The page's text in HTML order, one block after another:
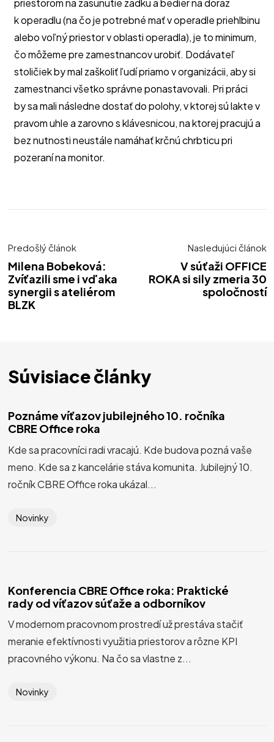
priestorom na zasunutie zadku a bedier na doraz
k operadlu (na čo je potrebné mať v operadle priehlbinu
alebo voľný priestor v oblasti operadla), je to minimum,
čo môžeme pre zamestnancov urobiť. Dodávateľ
stoličiek by mal zaškoliť ľudí priamo v organizácii, aby si
zamestnanci všetko správne ponastavovali. Pri práci
by sa mali následne dostať do polohy, v ktorej sú lakte v
pravom uhle a zarovno s klávesnicou, na ktorej pracujú a
bez nutnosti neustále namáhať krčnú chrbticu pri
pozeraní na monitor.
Predošlý článok
Milena Bobeková:
Zvíťazili sme i vďaka
synergii s ateliérom
BLZK
Nasledujúci článok
V súťaži OFFICE
ROKA si sily zmeria 30
spoločností
Súvisiace články
Poznáme víťazov jubilejného 10. ročníka
CBRE Office roka
Kde sa pracovníci radi vracajú. Kde budova pozná vaše
meno. Kde sa z kancelárie stáva komunita. Jubilejný 10.
ročník CBRE Office roka ukázal...
Novinky
Konferencia CBRE Office roka: Praktické
rady od víťazov súťaže a odborníkov
V modernom pracovnom prostredí už prestáva stačiť
meranie efektívnosti využitia priestorov a rôzne KPI
pracovného výkonu. Na čo sa vlastne z...
Novinky